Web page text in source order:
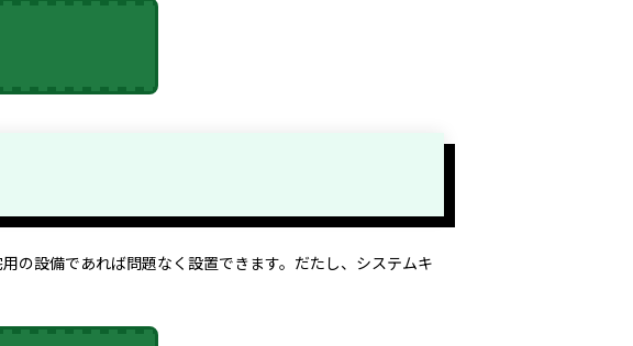
の設備であれば問題なく設置できます。だたし、システムキ